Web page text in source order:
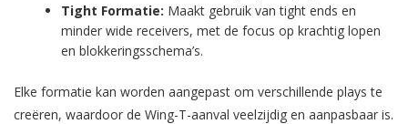
Tight Formatie: Maakt gebruik van tight ends en
minder wide receivers, met de focus op krachtig lopen
en blokkeringsschema’s.
Elke formatie kan worden aangepast om verschillende plays te
creëren, waardoor de Wing-T-aanval veelzijdig en aanpasbaar is.